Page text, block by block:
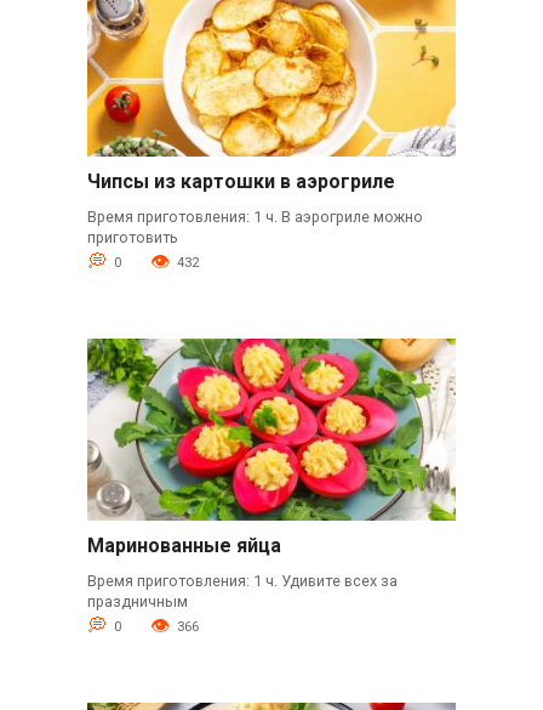
Чипсы из картошки в аэрогриле
Время приготовления: 1 ч. В аэрогриле можно
приготовить
0 432
Маринованные яйца
Время приготовления: 1 ч. Удивите всех за
праздничным
0 366